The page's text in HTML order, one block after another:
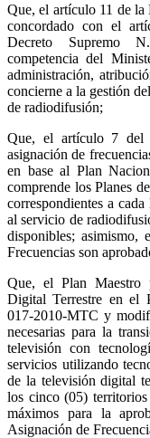
Que, el artículo 11 de
concordado con el
Decreto Supremo
competencia del
administración,
concierne a la gestión
de radiodifusión;
Que, el artículo 7 del
asignación de
en base al Plan
comprende los Planes
correspondientes a
al servicio de
disponibles; asimismo,
Frecuencias son
Que, el Plan Maestro
Digital Terrestre en el
017-2010-MTC y
necesarias para la
televisión con
servicios utilizando
de la televisión digital
los cinco (05)
máximos para la
Asignación de